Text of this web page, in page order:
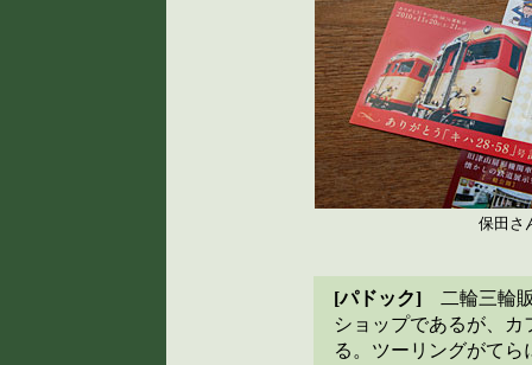
保田さ
[パドック]二輪三輪販
ショップであるが、カ
る。ツーリングがて